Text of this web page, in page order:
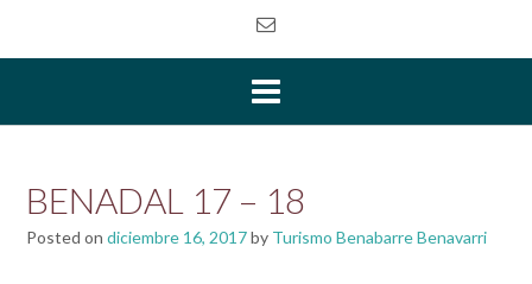
BENADAL 17 – 18
Posted on diciembre 16, 2017by Turismo Benabarre Benavarri